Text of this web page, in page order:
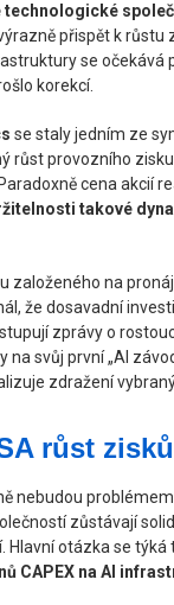
technologické
přispět k růstu
se očekává
korekcí.
se staly jedním ze
růst provozního
cena akcií
takové
založeného na
že dosavadní
zprávy o
na svůj první „AI
zdražení
růst
nebudou
zůstávají
Hlavní otázka se týká
CAPEX na AI